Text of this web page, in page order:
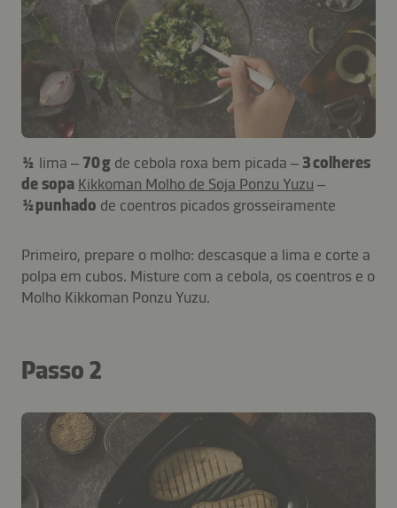
½ lima – 70 g de cebola roxa bem picada – 3 colheres
de sopa Kikkoman Molho de Soja Ponzu Yuzu –
½ punhado de coentros picados grosseiramente
Primeiro, prepare o molho: descasque a lima e corte a
polpa em cubos. Misture com a cebola, os coentros e o
Molho Kikkoman Ponzu Yuzu.
Passo 2